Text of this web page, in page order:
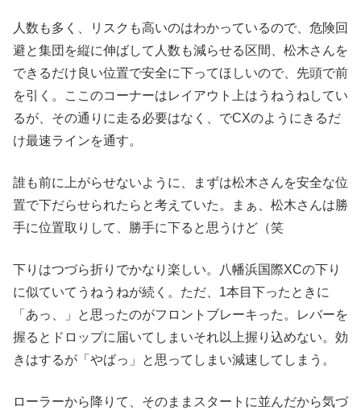
人数も多く、リスクも高いのはわかっているので、危険回
避と集団を縦に伸ばして人数も減らせる区間、松木さんを
できるだけ良い位置で安全に下ってほしいので、先頭で前
を引く。ここのコーナーはレイアウト上はうねうねしてい
るが、その通りに走る必要はなく、でCXのようにきるだ
け最速ラインを通す。
誰も前に上がらせないように、まずは松木さんを安全な位
置で下だらせられたらと考えていた。まぁ、松木さんは勝
手に位置取りして、勝手に下ると思うけど（笑
下りはつづら折りでかなり楽しい。八幡浜国際XCの下り
に似ていてうねうねが続く。ただ、1本目下ったときに
「あっ、」と思ったのがフロントブレーキった。レバーを
握るとドロップに届いてしまいそれ以上握り込めない。効
きはするが「やばっ」と思ってしまい減速してしまう。
ローラーから降りて、そのままスタートに並んだから気づ